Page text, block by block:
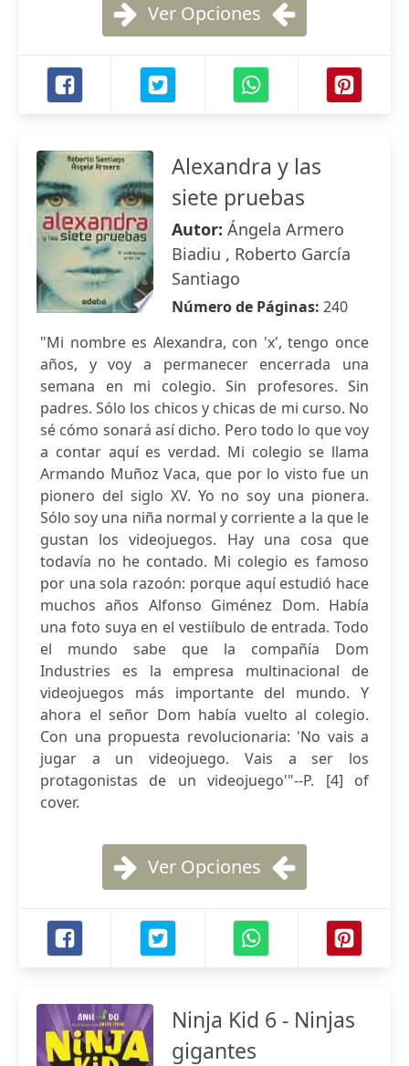
Ver Opciones
Alexandra y las
siete pruebas
Autor: Ángela Armero
Biadiu , Roberto García
Santiago
Número de Páginas: 240
"Mi nombre es Alexandra, con 'x', tengo once
años, y voy a permanecer encerrada una
semana en mi colegio. Sin profesores. Sin
padres. Sólo los chicos y chicas de mi curso. No
sé cómo sonará así dicho. Pero todo lo que voy
a contar aquí es verdad. Mi colegio se llama
Armando Muñoz Vaca, que por lo visto fue un
pionero del siglo XV. Yo no soy una pionera.
Sólo soy una niña normal y corriente a la que le
gustan los videojuegos. Hay una cosa que
todavía no he contado. Mi colegio es famoso
por una sola razoón: porque aquí estudió hace
muchos años Alfonso Giménez Dom. Había
una foto suya en el vestiíbulo de entrada. Todo
el mundo sabe que la compañía Dom
Industries es la empresa multinacional de
videojuegos más importante del mundo. Y
ahora el señor Dom había vuelto al colegio.
Con una propuesta revolucionaria: 'No vais a
jugar a un videojuego. Vais a ser los
protagonistas de un videojuego'"--P. [4] of
cover.
Ver Opciones
Ninja Kid 6 - Ninjas
gigantes